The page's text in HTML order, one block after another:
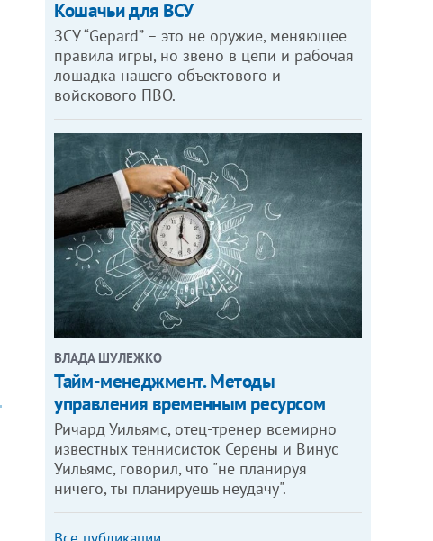
Кошачьи для ВСУ
ЗСУ “Gepard” – это не оружие, меняющее
правила игры, но звено в цепи и рабочая
лошадка нашего объектового и
войскового ПВО.
ВЛАДА ШУЛЕЖКО
Тайм-менеджмент. Методы
управления временным ресурсом
Ричард Уильямс, отец-тренер всемирно
известных теннисисток Серены и Винус
Уильямс, говорил, что "не планируя
ничего, ты планируешь неудачу".